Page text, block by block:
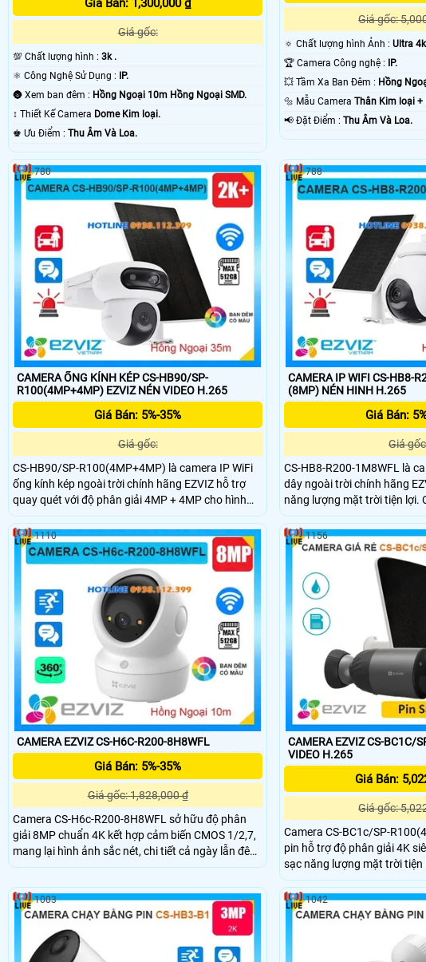
Giá Bán: 1,300,000 ₫
Giá gốc:
💯 Chất lượng hình : 3k .
⚛️ Công Nghệ Sử Dụng :
IP.
🌚 Xem ban đêm : Hồng Ngoại 10m Hồng Ngoại SMD.
↕️ Thiết Kế Camera Dome Kim loại.
️♚ Ưu Điểm : Thu Âm Và Loa.
Giá gốc:
🔅 Chất lượng hình Ảnh : Ultra 4k
🏆 Camera Công nghệ :
IP.
💥 Tầm Xa Ban Đêm : Hồng
🔩 Mẫu Camera Thân Kim loại +
️📢 Đặt Điểm : Thu Âm Và Loa.
CAMERA ỐNG KÍNH KÉP CS-HB90/SP-
R100(4MP+4MP) EZVIZ NÉN VIDEO H.265
Giá Bán: 5%-35%
Giá gốc:
CS-HB90/SP-R100(4MP+4MP) là camera IP WiFi
ống kính kép ngoài trời chính hãng EZVIZ hỗ trợ
quay quét với độ phân giải 4MP + 4MP cho hình
ảnh sắc nét. Camera được trang bị hồng ngoại
35m Full Color, khả năng phát hiện con người và
phương tiện thông minh. Tích hợp micro, loa đàm
thoại hai chiều và khe cắm thẻ nhớ lên đến 512GB
phù hợp cho nhu cầu giám sát an ninh hiệu quả.
780
CAMERA IP WIFI CS-HB8-
(8MP) NÉN HINH H.265
Giá Bán:
Giá
CS-HB8-R200-1M8WFL là
dây ngoài trời chính hãng
năng lượng mặt trời tiện lợi.
giải cao lên đến 8MP, hỗ trợ
hình ban đêm full color với
15m, phát hiện con người
minh chính xác. Camera
đàm thoại hai chiều cùng
512GB.
788
CAMERA EZVIZ CS-H6C-R200-8H8WFL
Giá Bán: 5%-35%
Giá gốc: 1,828,000 ₫
Camera CS-H6c-R200-8H8WFL sở hữu độ phân
giải 8MP chuẩn 4K kết hợp cảm biến CMOS 1/2,7,
mang lại hình ảnh sắc nét, chi tiết cả ngày lẫn đêm.
Góc nhìn rộng với ống kính 4mm @ F1.6, bao phủ
lớn, hạn chế điểm mù hiệu quả.
1110
CAMERA EZVIZ CS-BC1C/SP-
VIDEO H.265
Giá Bán:
Giá gốc:
Camera CS-BC1c/SP-
pin hỗ trợ độ phân giải 4K
sạc năng lượng mặt trời tiện lợi. Camera
công nghệ nén H.265 phát
thoại 2 chiều cùng hồng
xa 15m. Thiết kế chuẩn IP65 giúp camera hoạt
1156
1003 1042